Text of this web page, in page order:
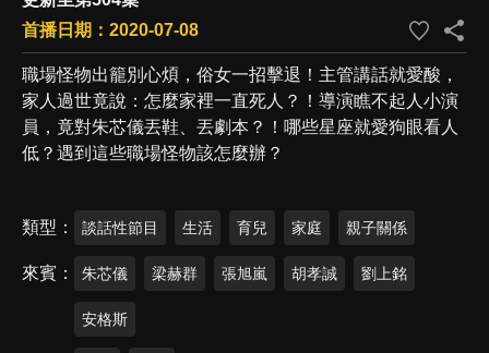
首播日期：2020-07-08
職場怪物出籠別心煩，俗女一招擊退！主管講話就愛酸，
家人過世竟說：怎麼家裡一直死人？！導演瞧不起人小演
員，竟對朱芯儀丟鞋、丟劇本？！哪些星座就愛狗眼看人
低？遇到這些職場怪物該怎麼辦？
類型 談話性節目 生活 育兒 家庭 親子關係
來賓 朱芯儀 梁赫群 張旭嵐 胡孝誠 劉上銘
安格斯